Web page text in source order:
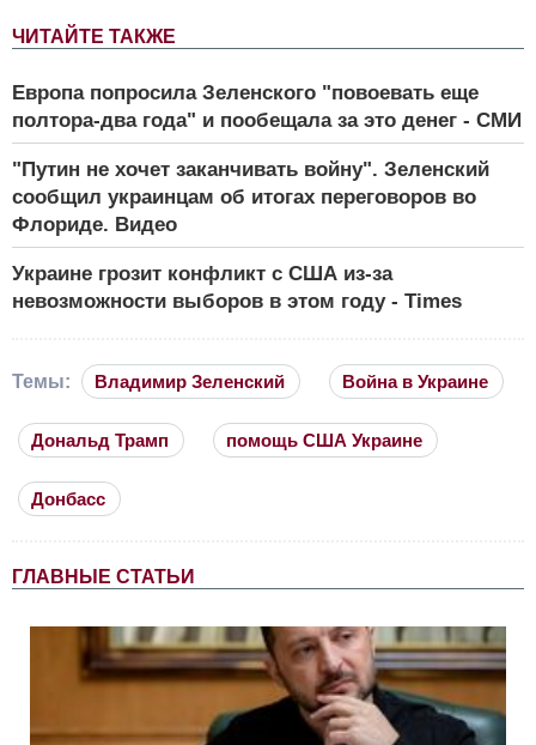
ЧИТАЙТЕ ТАКЖЕ
Европа попросила Зеленского "повоевать еще
полтора-два года" и пообещала за это денег - СМИ
"Путин не хочет заканчивать войну". Зеленский
сообщил украинцам об итогах переговоров во
Флориде. Видео
Украине грозит конфликт с США из-за
невозможности выборов в этом году - Times
Темы: Владимир Зеленский Война в Украине
Дональд Трамп помощь США Украине
Донбасс
ГЛАВНЫЕ СТАТЬИ